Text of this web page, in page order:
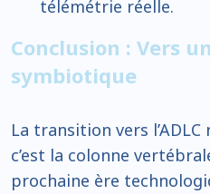
télémétrie réelle.
Conclusion : Vers
symbiotique
La transition vers l’ADLC
c’est la colonne
prochaine ère